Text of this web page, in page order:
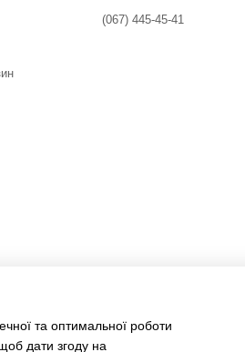
(067) 445-45-41
та оптимальної роботи
дати згоду на